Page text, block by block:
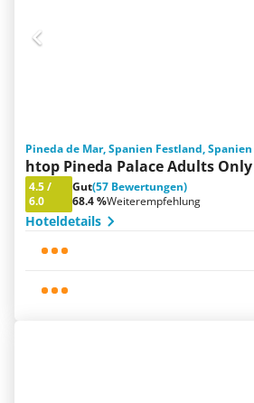
Pineda de Mar, Spanien Festland, Spanien
htop Pineda Palace Adults Only
4.5/
6.0
Gut(57 Bewertungen)
68.4 %Weiterempfehlung
Hoteldetails